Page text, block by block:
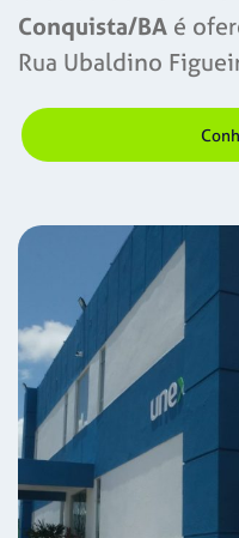
Conquista/BA é
Rua Ubaldino